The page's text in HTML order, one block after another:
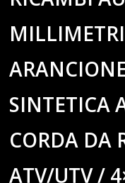
SINTETICA
CORDA DA
ATV/UTV /